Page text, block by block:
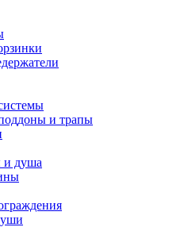
и трапы
и душа